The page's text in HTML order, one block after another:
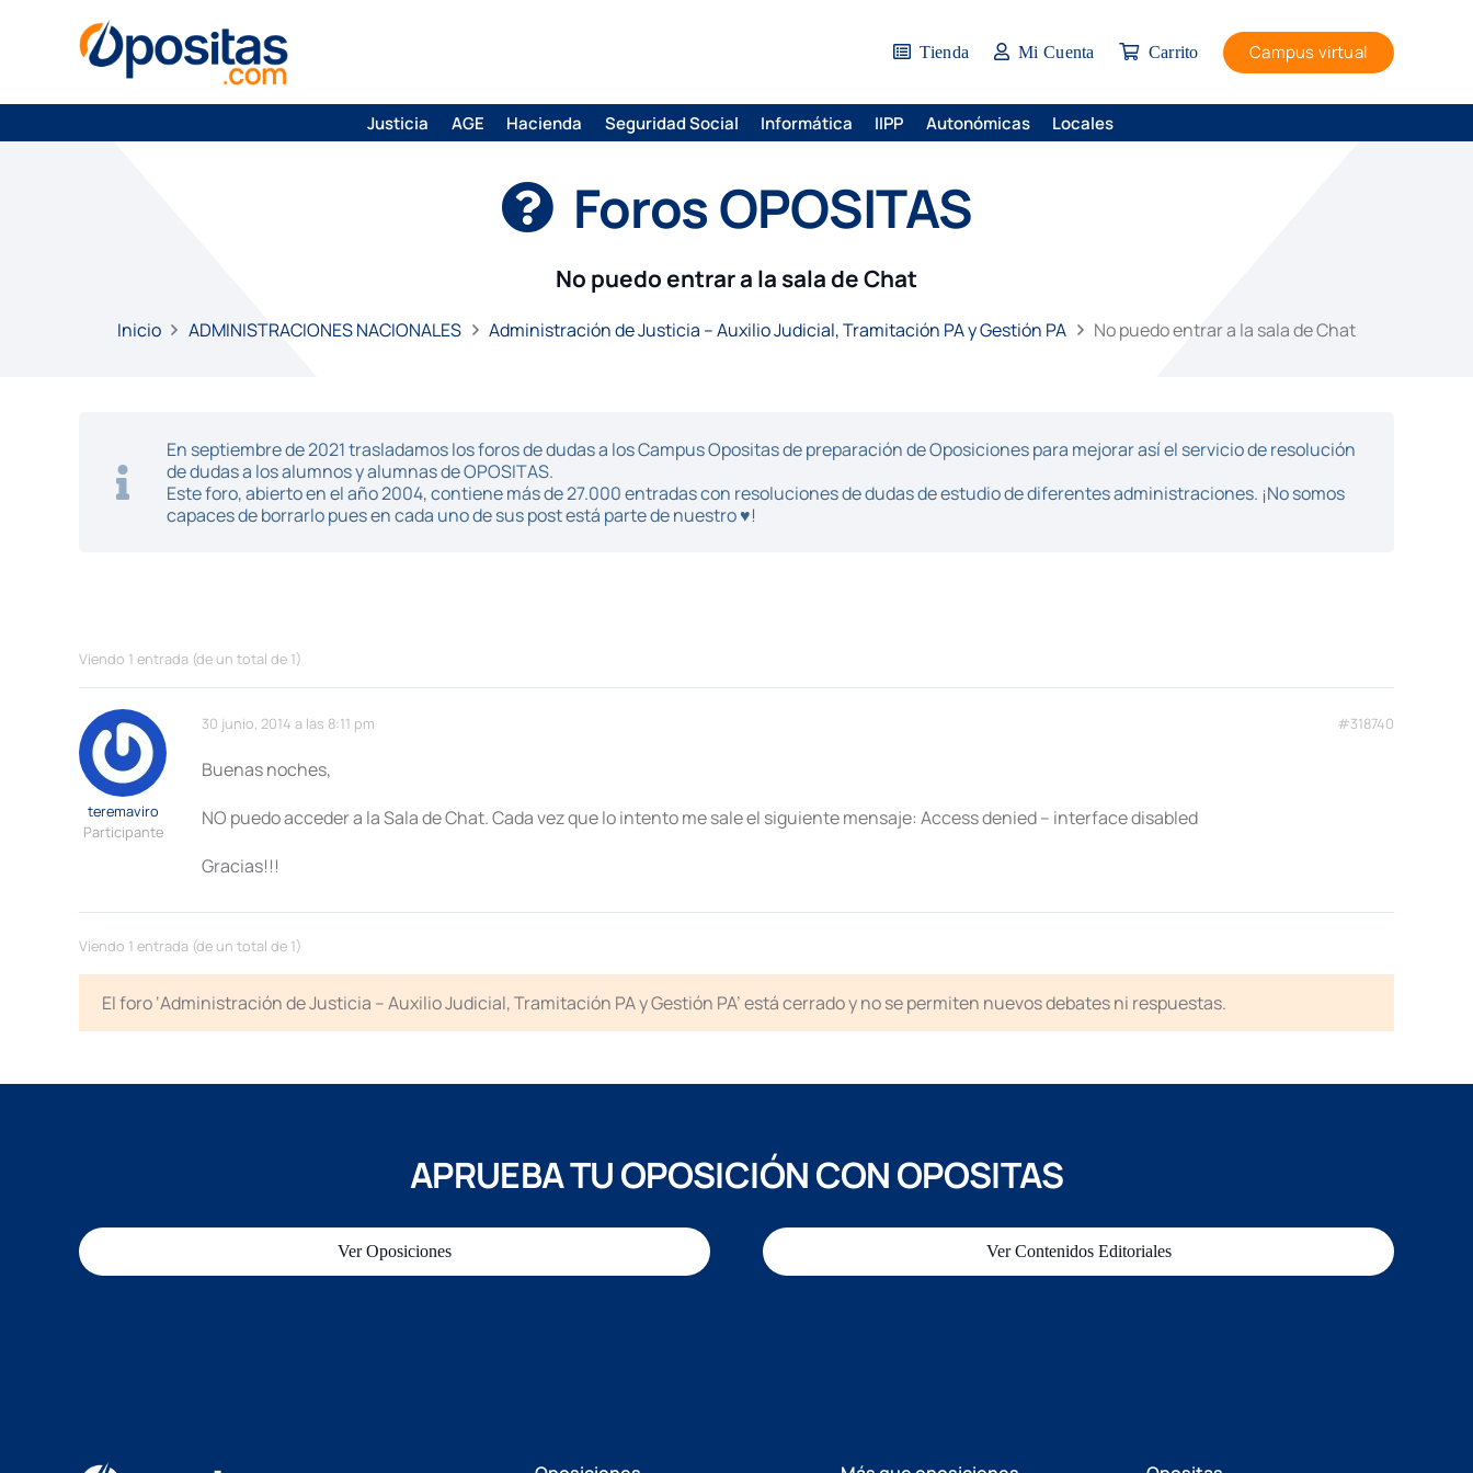
Tienda Mi Cuenta Carrito Campus virtual
Justicia AGE Hacienda Seguridad Social Informática IIPP Autonómicas Locales
Foros OPOSITAS
No puedo entrar a la sala de Chat
Inicio ADMINISTRACIONES NACIONALES Administración de Justicia – Auxilio Judicial, Tramitación PA y Gestión PA No puedo entrar a la sala de Chat
En septiembre de 2021 trasladamos los foros de dudas a los Campus Opositas de preparación de Oposiciones para mejorar así el servicio de resolución
de dudas a los alumnos y alumnas de OPOSITAS.
Este foro, abierto en el año 2004, contiene más de 27.000 entradas con resoluciones de dudas de estudio de diferentes administraciones. ¡No somos
capaces de borrarlo pues en cada uno de sus post está parte de nuestro ♥!
Viendo 1 entrada (de un total de 1)
30 junio, 2014 a las 8:11 pm #318740
teremaviro
Participante
Buenas noches,
NO puedo acceder a la Sala de Chat. Cada vez que lo intento me sale el siguiente mensaje: Access denied – interface disabled
Gracias!!!
Viendo 1 entrada (de un total de 1)
El foro ‘Administración de Justicia – Auxilio Judicial, Tramitación PA y Gestión PA’ está cerrado y no se permiten nuevos debates ni respuestas.
APRUEBA TU OPOSICIÓN CON OPOSITAS
Ver Oposiciones Ver Contenidos Editoriales